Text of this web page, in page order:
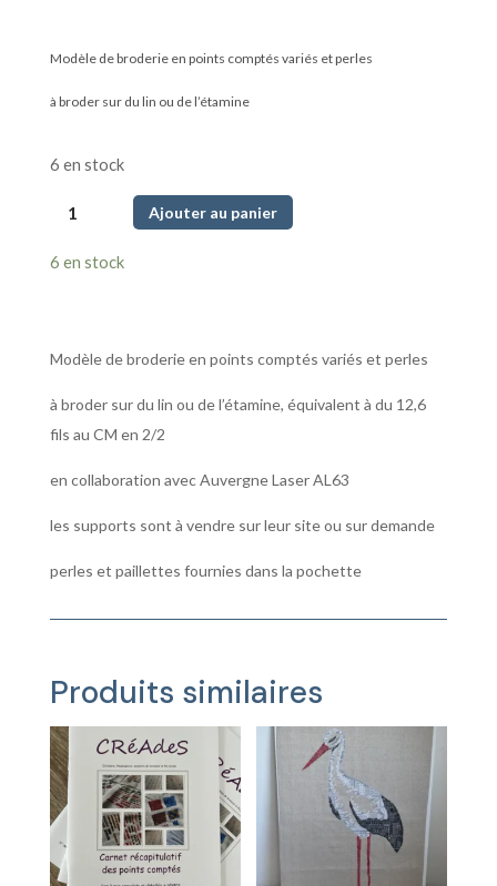
Modèle de broderie en points comptés variés et perles
à broder sur du lin ou de l’étamine
6 en stock
Boules
Ajouter au panier
6 en stock
Modèle de broderie en points comptés variés et perles
à broder sur du lin ou de l’étamine, équivalent à du 12,6
fils au CM en 2/2
en collaboration avec Auvergne Laser AL63
les supports sont à vendre sur leur site ou sur demande
perles et paillettes fournies dans la pochette
Produits similaires